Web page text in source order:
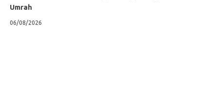
Umrah
06/08/2026